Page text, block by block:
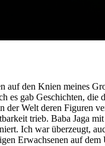
auf den Knien meines
es gab Geschichten, die
Welt deren Figuren
trieb. Baba Jaga
Ich war überzeugt,
Erwachsenen auf dem